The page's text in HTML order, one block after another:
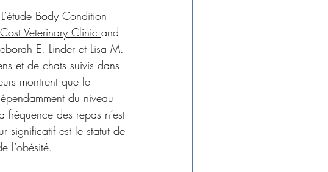
L’étude Body Condition
Veterinary Clinic and
E. Linder et Lisa M.
et de chats suivis dans
montrent que le
du niveau
fréquence des repas n’est
significatif est le statut de
l’obésité.